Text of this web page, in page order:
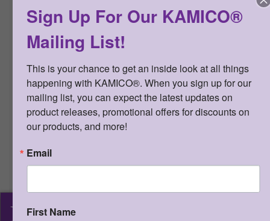
de recursos contestando preguntas de
conservación a lo largo del camino.
¿Salvar árboles ayuda a
respirar? ¿Qué haces con las pilas
viejas de las linternas? ¿Cuáles son
algunas formas de ahorrar agua? Hay
34 escenarios interesantes para
aumentar el conocimiento de su hijo
► Jueguen aOrganizadores gráficos al
organizar la información visualmente.
KAMICO
Sign Up For Our KAMICO®
Mailing List!
This is your chance to get an inside look at all things
happening with KAMICO®. When you sign up for our
mailing list, you can expect the latest updates on
product releases, promotional offers for discounts on
our products, and more!
Email
First Name